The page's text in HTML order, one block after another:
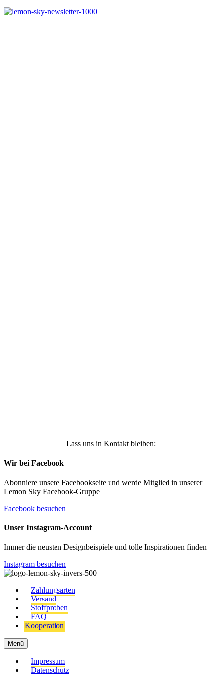
Lass uns in Kontakt bleiben:
Wir bei Facebook
Abonniere unsere Facebookseite und werde Mitglied in unserer
Lemon Sky Facebook-Gruppe
Facebook besuchen
Unser Instagram-Account
Immer die neusten Designbeispiele und tolle Inspirationen finden
Instagram besuchen
Zahlungsarten
Versand
Stoffproben
FAQ
Kooperation
Menü
Impressum
Datenschutz